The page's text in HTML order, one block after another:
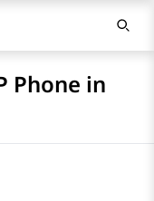
Phone in